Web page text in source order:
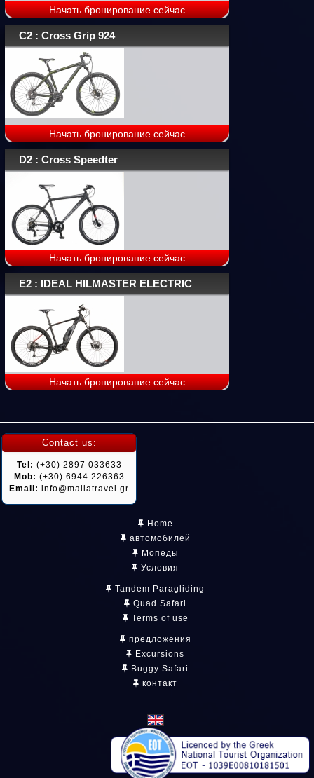
Начать бронирование сейчас
C2 : Cross Grip 924
Начать бронирование сейчас
D2 : Cross Speedter
Начать бронирование сейчас
E2 : IDEAL HILMASTER ELECTRIC
Начать бронирование сейчас
Contact us:
Tel: (+30) 2897 033633
Mob: (+30) 6944 226363
Email: info@maliatravel.gr
Home
автомобилей
Мопеды
Условия
Tandem Paragliding
Quad Safari
Terms of use
предложения
Excursions
Buggy Safari
контакт